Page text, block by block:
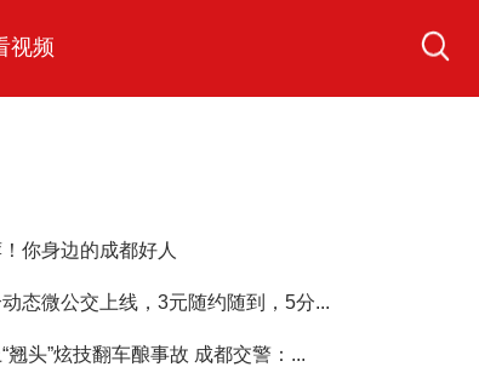
视频
你身边的成都好人
态微公交上线，3元随约随到，5分...
翘头”炫技翻车酿事故 成都交警：...